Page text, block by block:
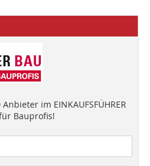
im EINKAUFSFÜHRER
Bauprofis!